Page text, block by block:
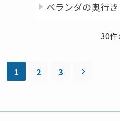
ベランダの奥行き
30件
1 2 3